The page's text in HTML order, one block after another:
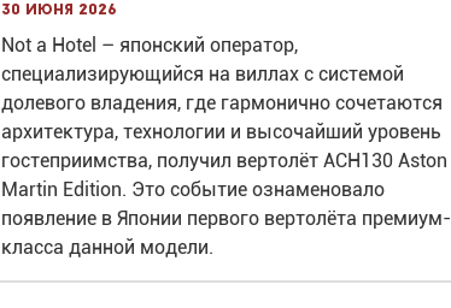
30 июня 2026
Not a Hotel – японский оператор,
специализирующийся на виллах с системой
долевого владения, где гармонично сочетаются
архитектура, технологии и высочайший уровень
гостеприимства, получил вертолёт ACH130 Aston
Martin Edition. Это событие ознаменовало
появление в Японии первого вертолёта премиум-
класса данной модели.